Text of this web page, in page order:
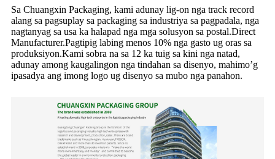
Sa Chuangxin Packaging, kami adunay lig-on nga track record
alang sa pagsuplay sa packaging sa industriya sa pagpadala, nga
nagtanyag sa usa ka halapad nga mga solusyon sa postal.Direct
Manufacturer.Pagtipig labing menos 10% nga gasto ug oras sa
produksiyon.Kami sobra na sa 12 ka tuig sa kini nga natad,
adunay among kaugalingon nga tindahan sa disenyo, mahimo’g
ipasadya ang imong logo ug disenyo sa mubo nga panahon.